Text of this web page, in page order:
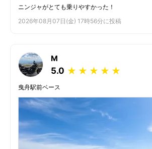
ニンジャがとても乗りやすかった！
2026年08月07日(金) 17時56分に投稿
M
5.0 ★
★
★
★
★
曳舟駅前ベース